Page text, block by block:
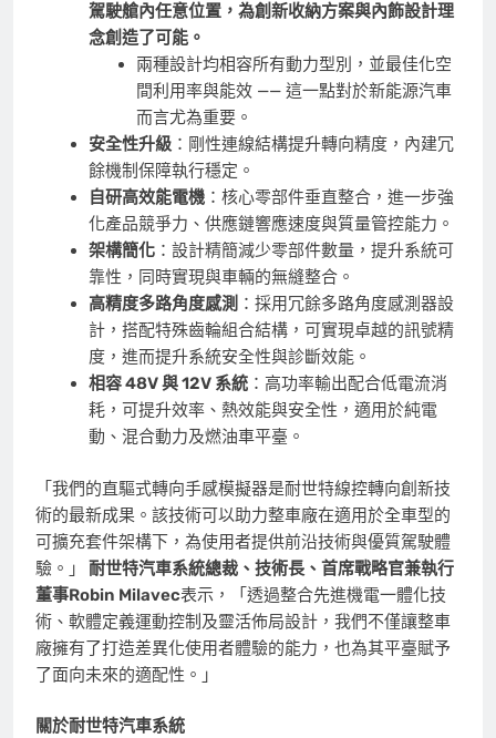
駕駛艙內任意位置，為創新收納方案與內飾設計理
念創造了可能。
兩種設計均相容所有動力型別，並最佳化空
間利用率與能效 —— 這一點對於新能源汽車
而言尤為重要。
安全性升級：剛性連線結構提升轉向精度，內建冗
餘機制保障執行穩定。
自研高效能電機：核心零部件垂直整合，進一步強
化產品競爭力、供應鏈響應速度與質量管控能力。
架構簡化：設計精簡減少零部件數量，提升系統可
靠性，同時實現與車輛的無縫整合。
高精度多路角度感測 ：採用冗餘多路角度感測器設
計，搭配特殊齒輪組合結構，可實現卓越的訊號精
度，進而提升系統安全性與診斷效能。
相容48V 與 12V 系統：高功率輸出配合低電流消
耗，可提升效率、熱效能與安全性，適用於純電
動、混合動力及燃油車平臺。
「我們的直驅式轉向手感模擬器是耐世特線控轉向創新技
術的最新成果。該技術可以助力整車廠在適用於全車型的
可擴充套件架構下，為使用者提供前沿技術與優質駕駛體
驗。」
耐世特汽車系統總裁、技術長、首席戰略官兼執行
董事Robin Milavec表示，「透過整合先進機電一體化技
術、軟體定義運動控制及靈活佈局設計，我們不僅讓整車
廠擁有了打造差異化使用者體驗的能力，也為其平臺賦予
了面向未來的適配性。」
關於耐世特汽車系統